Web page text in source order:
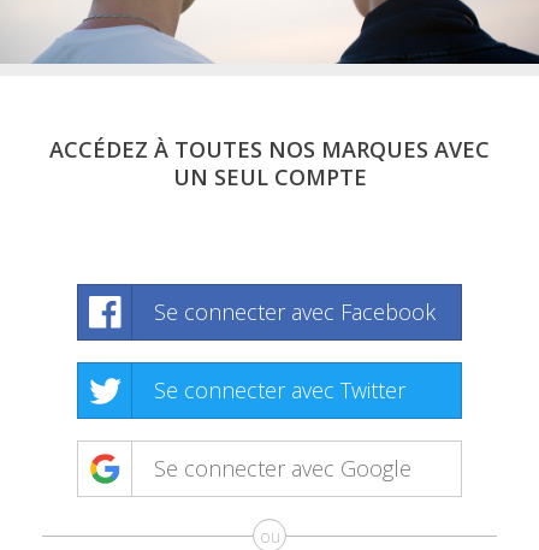
ACCÉDEZ À TOUTES NOS MARQUES AVEC
UN SEUL COMPTE
Se connecter avec Facebook
Se connecter avec Twitter
Se connecter avec Google
ou